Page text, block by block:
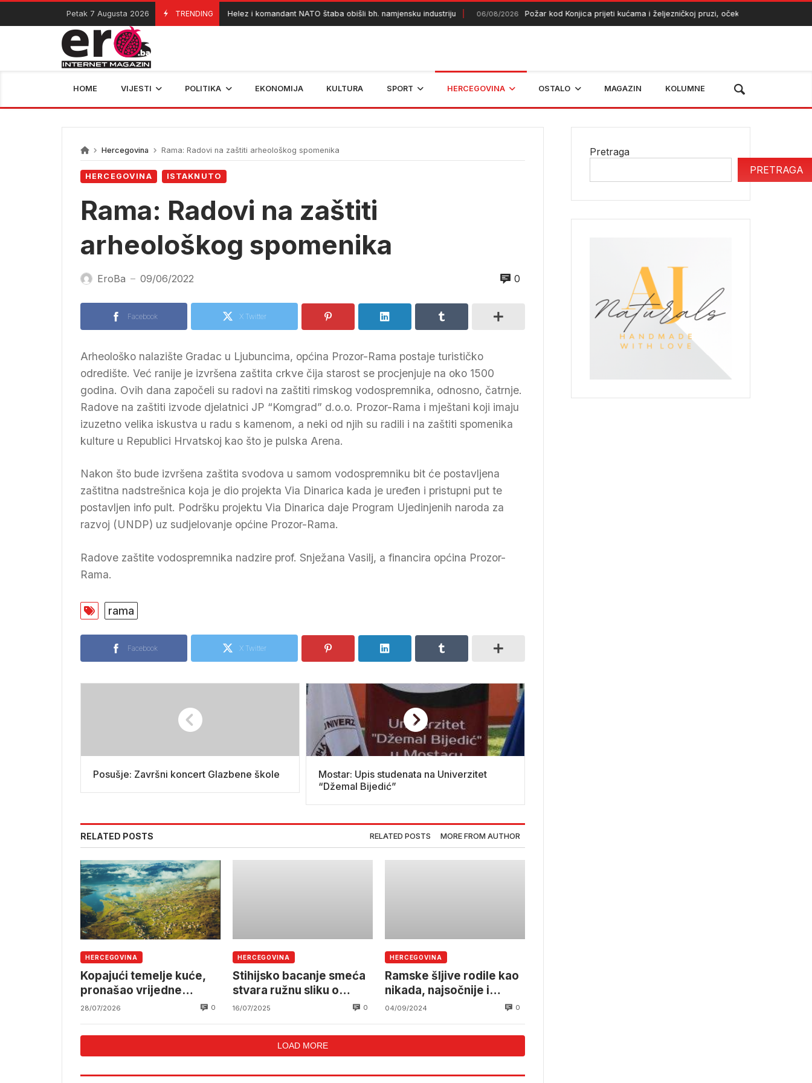
Skip
content
Petak 7 Augusta 2026 TRENDING
06/08/2026 Helez i komandant NATO štaba obišli bh. namjensku industriju 06/08/2026 Požar kod Konjica prijeti kućama i željezničkoj pruzi, očekuje se angažman
HOME VIJESTI POLITIKA EKONOMIJA KULTURA SPORT HERCEGOVINA OSTALO MAGAZIN KOLUMNE
Hercegovina Rama: Radovi na zaštiti arheološkog spomenika
HERCEGOVINA ISTAKNUTO
Rama: Radovi na zaštiti
arheološkog spomenika
EroBa — 09/06/2022 0
Facebook X Twitter
Arheološko nalazište Gradac u Ljubuncima, općina Prozor-Rama postaje turističko
odredište. Već ranije je izvršena zaštita crkve čija starost se procjenjuje na oko 1500
godina. Ovih dana započeli su radovi na zaštiti rimskog vodospremnika, odnosno, čatrnje.
Radove na zaštiti izvode djelatnici JP “Komgrad” d.o.o. Prozor-Rama i mještani koji imaju
izuzetno velika iskustva u radu s kamenom, a neki od njih su radili i na zaštiti spomenika
kulture u Republici Hrvatskoj kao što je pulska Arena.
Nakon što bude izvršena zaštita svodova u samom vodospremniku bit će postavljena
zaštitna nadstrešnica koja je dio projekta Via Dinarica kada je uređen i pristupni put te
postavljen info pult. Podršku projektu Via Dinarica daje Program Ujedinjenih naroda za
razvoj (UNDP) uz sudjelovanje općine Prozor-Rama.
Radove zaštite vodospremnika nadzire prof. Snježana Vasilj, a financira općina Prozor-
Rama.
rama
Facebook X Twitter
Posušje: Završni koncert Glazbene škole
Mostar: Upis studenata na Univerzitet
“Džemal Bijedić”
RELATED POSTS RELATED POSTS MORE FROM AUTHOR
HERCEGOVINA
Kopajući temelje kuće,
pronašao vrijedne
arheološke ostatke
28/07/2026 0
HERCEGOVINA
Stihijsko bacanje smeća
stvara ružnu sliku o
cijeloj Rami
16/07/2025 0
HERCEGOVINA
Ramske šljive rodile kao
nikada, najsočnije i
najslađe koje ćete
04/09/2024 0
LOAD MORE
Pretraga
PRETRAGA